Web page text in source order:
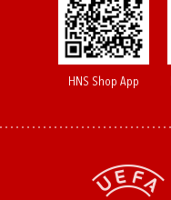
HNS Shop App